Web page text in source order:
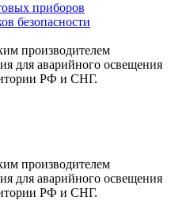
приборов
безопасности
производителем
для аварийного освещения
РФ и СНГ.
производителем
для аварийного освещения
РФ и СНГ.